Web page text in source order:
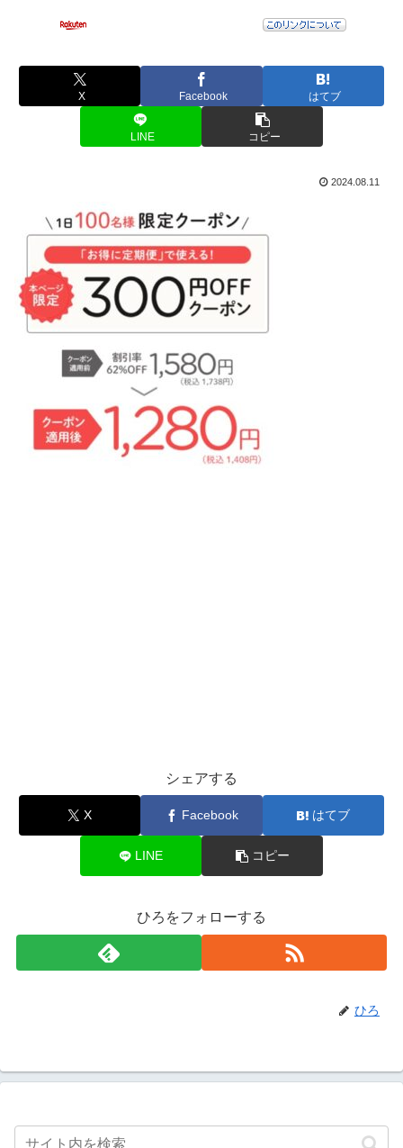
X Facebook はてブ
LINE コピー
2024.08.11
シェアする
X Facebook はてブ
LINE コピー
ひろをフォローする
ひろ